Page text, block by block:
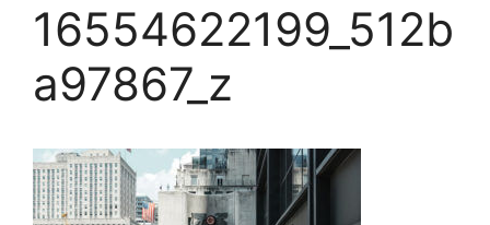
16554622199_512b
a97867_z